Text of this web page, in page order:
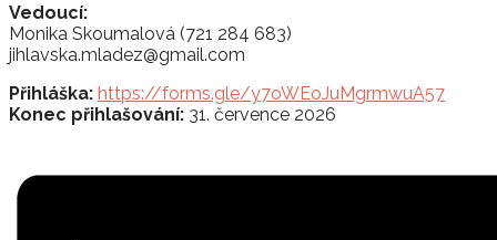
Vedoucí:
Monika Skoumalová (721 284 683)
jihlavska.mladez@gmail.com
Přihláška: https://forms.gle/y7oWEoJuMgrmwuA57
Konec přihlašování: 31. července 2026